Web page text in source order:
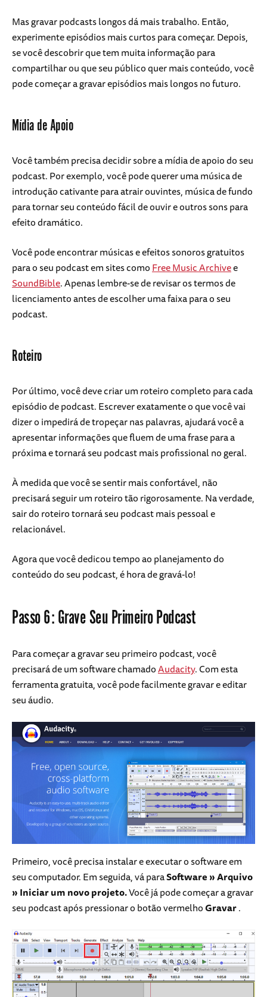
Mas gravar podcasts longos dá mais trabalho. Então,
experimente episódios mais curtos para começar. Depois,
se você descobrir que tem muita informação para
compartilhar ou que seu público quer mais conteúdo, você
pode começar a gravar episódios mais longos no futuro.
Mídia de Apoio
Você também precisa decidir sobre a mídia de apoio do seu
podcast. Por exemplo, você pode querer uma música de
introdução cativante para atrair ouvintes, música de fundo
para tornar seu conteúdo fácil de ouvir e outros sons para
efeito dramático.
Você pode encontrar músicas e efeitos sonoros gratuitos
para o seu podcast em sites comoFree Music Archivee
SoundBible. Apenas lembre-se de revisar os termos de
licenciamento antes de escolher uma faixa para o seu
podcast.
Roteiro
Por último, você deve criar um roteiro completo para cada
episódio de podcast. Escrever exatamente o que você vai
dizer o impedirá de tropeçar nas palavras, ajudará você a
apresentar informações que fluem de uma frase para a
próxima e tornará seu podcast mais profissional no geral.
À medida que você se sentir mais confortável, não
precisará seguir um roteiro tão rigorosamente. Na verdade,
sair do roteiro tornará seu podcast mais pessoal e
relacionável.
Agora que você dedicou tempo ao planejamento do
conteúdo do seu podcast, é hora de gravá-lo!
Passo 6: Grave Seu Primeiro Podcast
Para começar a gravar seu primeiro podcast, você
precisará de um software chamadoAudacity. Com esta
ferramenta gratuita, você pode facilmente gravar e editar
seu áudio.
Primeiro, você precisa instalar e executar o software em
seu computador. Em seguida, vá paraSoftware » Arquivo
» Iniciar um novo projeto.Você já pode começar a gravar
seu podcast após pressionar o botão vermelhoGravar.